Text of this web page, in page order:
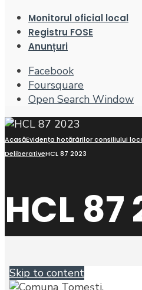
Monitorul oficial local
Registru FOSE
Anunțuri
Facebook
Foursquare
Open Search Window
AcasăEvidența hotărârilor consiliului
DeliberativeHCL 87 2023
HCL 87